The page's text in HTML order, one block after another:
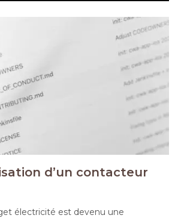
d’un contacteur
électricité est devenu une